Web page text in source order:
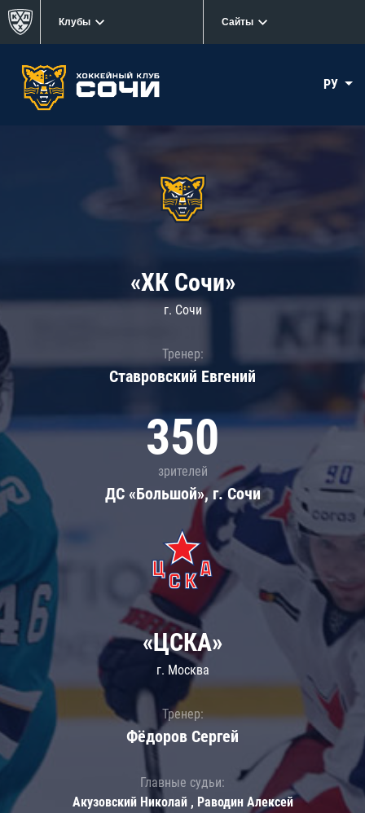
Клубы Сайты
РУ
«ХК Сочи»
г. Сочи
Тренер:
Ставровский Евгений
350
зрителей
ДС «Большой», г. Сочи
«ЦСКА»
г. Москва
Тренер:
Фёдоров Сергей
Главные судьи:
Акузовский Николай , Раводин Алексей